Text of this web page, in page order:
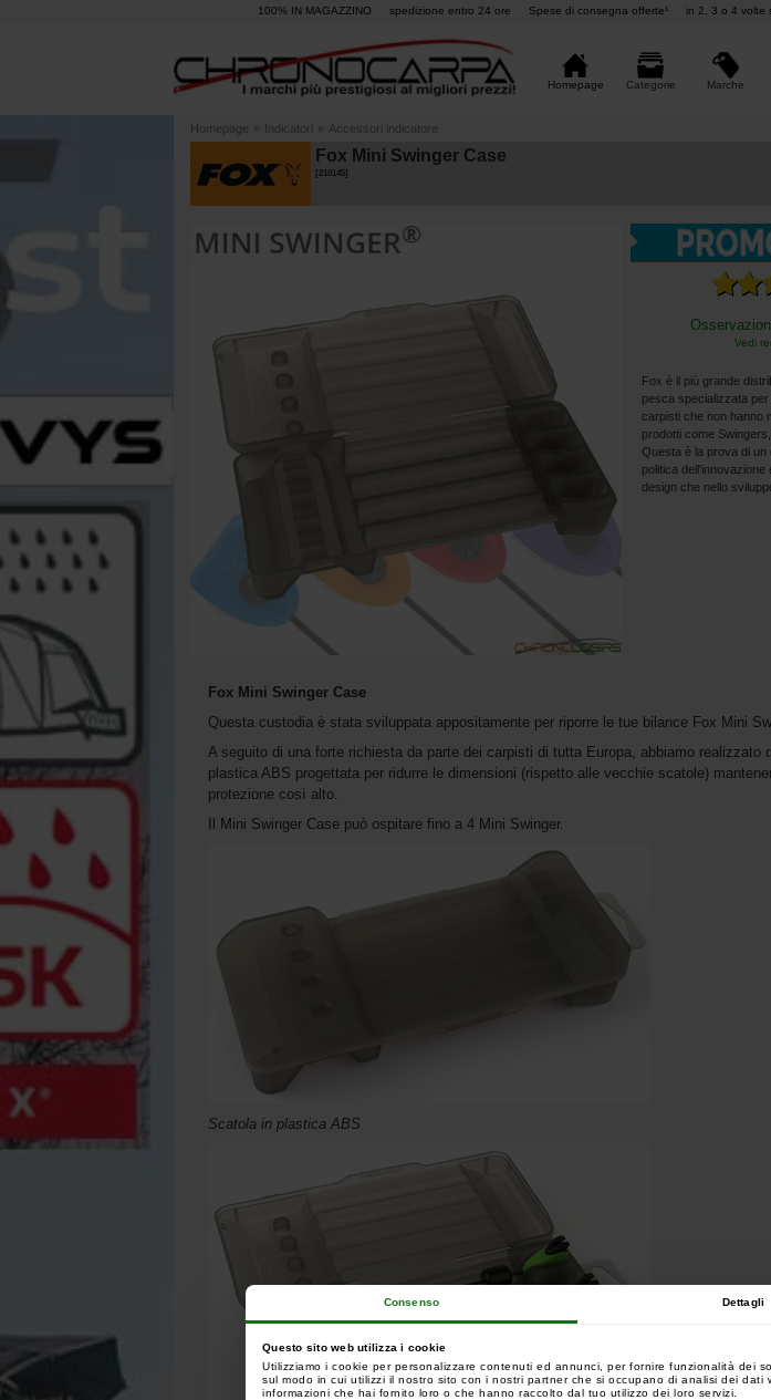
Consenso Dettagli
Questo sito web utilizza i cookie
Utilizziamo i cookie per personalizzare contenuti ed annunci, per fornire funzionalità dei
sul modo in cui utilizzi il nostro sito con i nostri partner che si occupano di analisi dei
informazioni che hai fornito loro o che hanno raccolto dal tuo utilizzo dei loro servizi.
100% IN MAGAZZINO spedizione entro 24 ore Spese di consegna offerte¹ in 2, 3 o 4 volte
Homepage Categorie Marche
Homepage » Indicatori » Accessori indicatore
Fox Mini Swinger Case
210145]
Vedi
Fox è il più grande
pesca specializzata
carpisti che non hanno
prodotti come
Questa è la prova di
politica dell'innovazione
design che nello
Fox Mini Swinger Case
Questa custodia è stata sviluppata appositamente per riporre le tue bilance Fox Mini
A seguito di una forte richiesta da parte dei carpisti di tutta Europa, abbiamo realizzato
plastica ABS progettata per ridurre le dimensioni (rispetto alle vecchie scatole)
protezione così alto.
Il Mini Swinger Case può ospitare fino a 4 Mini Swinger.
Scatola in plastica ABS